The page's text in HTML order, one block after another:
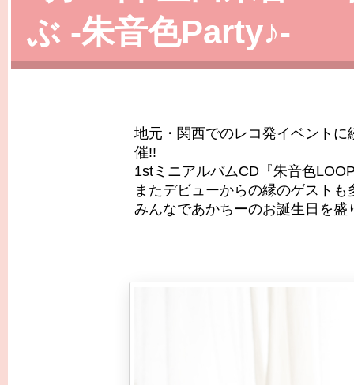
ぶ -朱音色Party♪-
地元・関西でのレコ発イベント
催!!
1stミニアルバムCD『朱音色
またデビューからの縁のゲストも
みんなであかちーのお誕生日を盛